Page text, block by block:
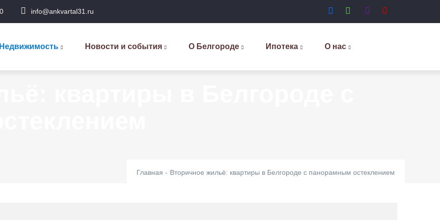
info@ankvartal31.ru
Недвижимость Новости и события О Белгороде Ипотека О нас
Главная - Вторичное жильё: квартиры в Белгороде с панорамным остеклением